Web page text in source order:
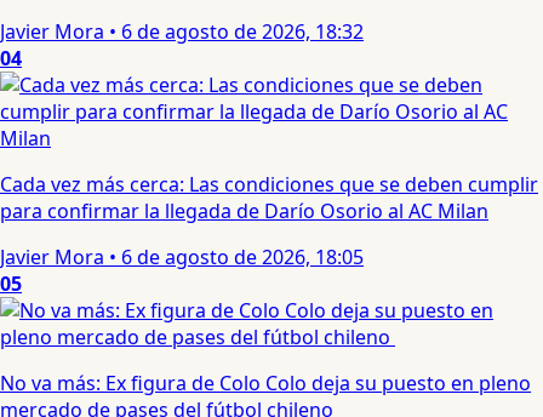
Javier Mora • 6 de agosto de 2026, 18:32
04
Cada vez más cerca: Las condiciones que se deben cumplir
para confirmar la llegada de Darío Osorio al AC Milan
Javier Mora • 6 de agosto de 2026, 18:05
05
No va más: Ex figura de Colo Colo deja su puesto en pleno
mercado de pases del fútbol chileno